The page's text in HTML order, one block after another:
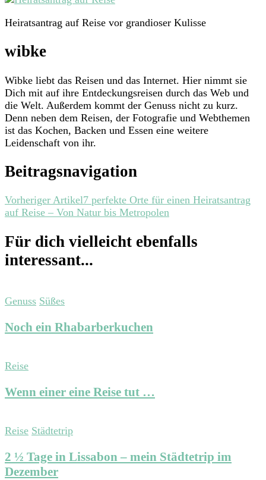
Heiratsantrag auf Reise vor grandioser Kulisse
wibke
Wibke liebt das Reisen und das Internet. Hier nimmt sie
Dich mit auf ihre Entdeckungsreisen durch das Web und
die Welt. Außerdem kommt der Genuss nicht zu kurz.
Denn neben dem Reisen, der Fotografie und Webthemen
ist das Kochen, Backen und Essen eine weitere
Leidenschaft von ihr.
Beitragsnavigation
Vorheriger Artikel7 perfekte Orte für einen Heiratsantrag
auf Reise – Von Natur bis Metropolen
Für dich vielleicht ebenfalls
interessant...
Genuss Süßes
Noch ein Rhabarberkuchen
Reise
Wenn einer eine Reise tut …
Reise Städtetrip
2 ½ Tage in Lissabon – mein Städtetrip im
Dezember